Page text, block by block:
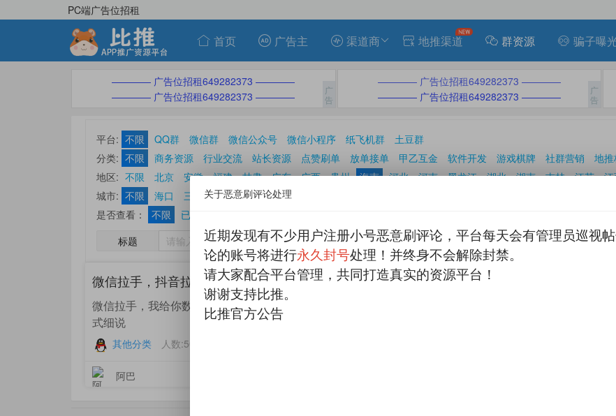
PC端广告位招租
首页 广告主 渠道商 地推渠道 群资源 骗子曝
———— 广告位招租649282373 ————
———— 广告位招租649282373 ————
———— 广告位招租649282373 ————
———— 广告位招租649282373 ————
平台: 不限 QQ群 微信群 微信公众号 微信小程序 纸飞机群
土豆群
分类: 不限 商务资源 行业交流 站长资源 点赞刷单 放单接单 甲乙互金 软件开发 游戏棋牌 社群营销 地
ASO优化刷榜
休闲娱乐 其他分类
地区: 不限 北京 安徽 福建 甘肃 广东 广西 贵州 海南 河北 河南 黑龙江 湖北 湖南 吉林 江苏
山东
山西 陕西 上海 四川 天津 西藏
城市: 不限 海口 三亚 白沙 保亭 昌江
是否查看：
不限 已查看帖
标题
 发表帖子
微信拉手，抖音拉手13一单上手简单
微信拉手，我给你数据你就加，有意者加联系方
式细说
其他分类 人数:500人
阿巴
关于恶意刷评论处理
近期发现有不少用户注册小号恶意刷评论，平台每天会有管理员巡视
论的账号将进行永久封号处理！并终身不会解除封禁。
请大家配合平台管理，共同打造真实的资源平台！
谢谢支持比推。
比推官方公告